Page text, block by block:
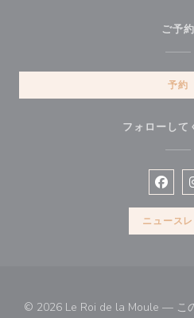
ご予約
予約
フォローして
ニュース
© 2026 Le Roi de la Moule — こ